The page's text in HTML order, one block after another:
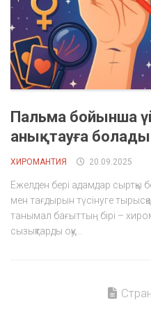
Пальма бойынша
анықтауға болады
ХИРОМАНТИЯ 20.09.2025
Ежелден бері адамдар сыртқы
мен тағдырын түсінуге
танымал бағыттың бірі –
сызықтарды оқу...